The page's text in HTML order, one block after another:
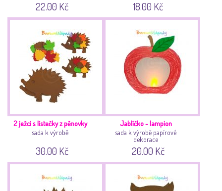
22.00 Kč 18.00 Kč
2 ježci s lístečky z pěnovky
sada k výrobě
30.00 Kč
Jablíčko - lampion
sada k výrobě papírové
dekorace
20.00 Kč